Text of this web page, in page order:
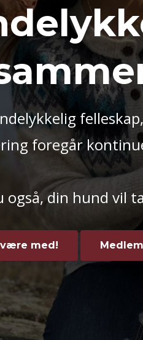
foregår
også, din hund vil
med!